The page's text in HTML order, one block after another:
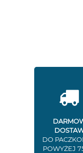
DO
POWYŻEJ